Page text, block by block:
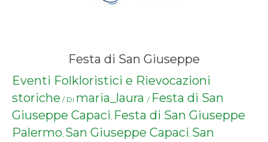
Festa di San Giuseppe
Eventi Folkloristici e Rievocazioni
storiche / Di maria_laura / Festa di San
Giuseppe Capaci, Festa di San Giuseppe
Palermo, San Giuseppe Capaci, San